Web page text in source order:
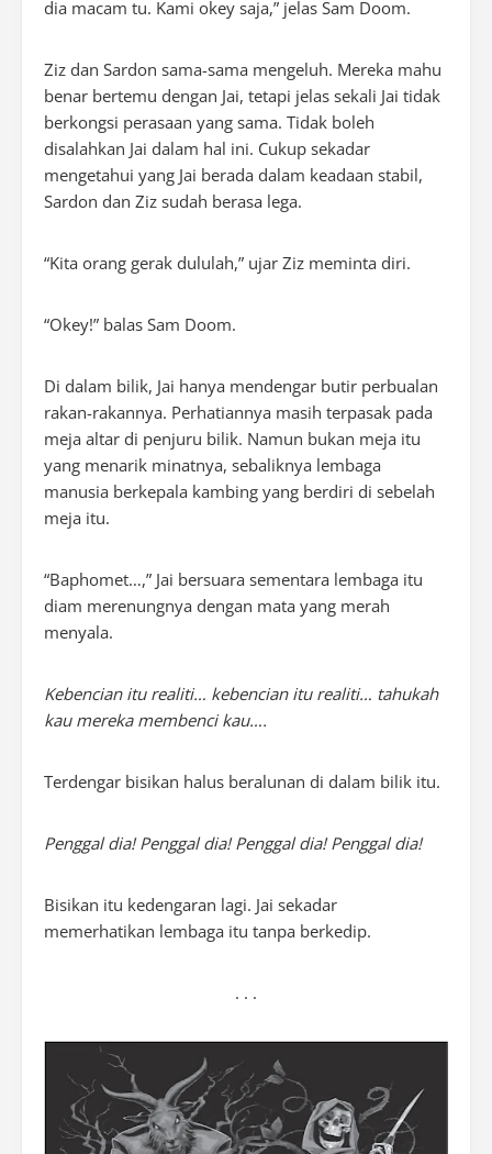
dia macam tu. Kami okey saja,” jelas Sam Doom.
Ziz dan Sardon sama-sama mengeluh. Mereka mahu
benar bertemu dengan Jai, tetapi jelas sekali Jai tidak
berkongsi perasaan yang sama. Tidak boleh
disalahkan Jai dalam hal ini. Cukup sekadar
mengetahui yang Jai berada dalam keadaan stabil,
Sardon dan Ziz sudah berasa lega.
“Kita orang gerak dululah,” ujar Ziz meminta diri.
“Okey!” balas Sam Doom.
Di dalam bilik, Jai hanya mendengar butir perbualan
rakan-rakannya. Perhatiannya masih terpasak pada
meja altar di penjuru bilik. Namun bukan meja itu
yang menarik minatnya, sebaliknya lembaga
manusia berkepala kambing yang berdiri di sebelah
meja itu.
“Baphomet…,” Jai bersuara sementara lembaga itu
diam merenungnya dengan mata yang merah
menyala.
Kebencian itu realiti… kebencian itu realiti… tahukah
kau mereka membenci kau….
Terdengar bisikan halus beralunan di dalam bilik itu.
Penggal dia! Penggal dia! Penggal dia! Penggal dia!
Bisikan itu kedengaran lagi. Jai sekadar
memerhatikan lembaga itu tanpa berkedip.
. . .